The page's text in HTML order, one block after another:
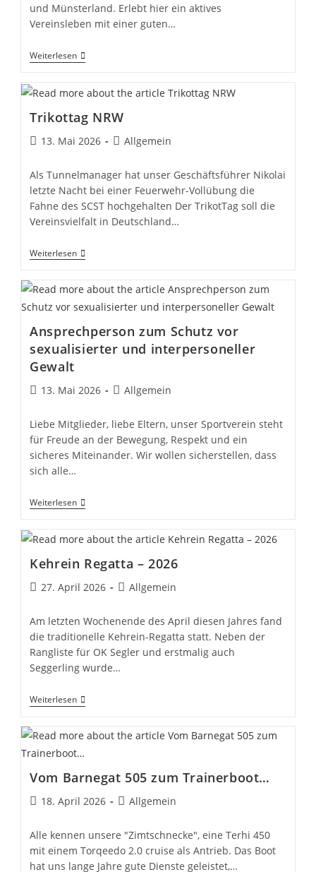
und Münsterland. Erlebt hier ein aktives
Vereinsleben mit einer guten…
WeiterlesenWillkommen
Beim
Trikottag NRW
Beitrag
13. Mai 2026
Beitrags-
Allgemein
Als Tunnelmanager hat unser Geschäftsführer Nikolai
letzte Nacht bei einer Feuerwehr-Vollübung die
Fahne des SCST hochgehalten Der TrikotTag soll die
Vereinsvielfalt in Deutschland…
WeiterlesenTrikottag
NRW
Ansprechperson zum Schutz vor
sexualisierter und interpersoneller
Gewalt
Beitrag
13. Mai 2026
Beitrags-
Allgemein
Liebe Mitglieder, liebe Eltern, unser Sportverein steht
für Freude an der Bewegung, Respekt und ein
sicheres Miteinander. Wir wollen sicherstellen, dass
sich alle…
WeiterlesenAnsprechperson
Zum
Vor
Sexualisierter
Und
Interpersoneller
Gewalt
Kehrein Regatta – 2026
Beitrag
27. April 2026
Beitrags-
Allgemein
Am letzten Wochenende des April diesen Jahres fand
die traditionelle Kehrein-Regatta statt. Neben der
Rangliste für OK Segler und erstmalig auch
Seggerling wurde…
WeiterlesenKehrein
Regatta
2026
Vom Barnegat 505 zum Trainerboot…
Beitrag
18. April 2026
Beitrags-
Allgemein
Alle kennen unsere "Zimtschnecke", eine Terhi 450
mit einem Torqeedo 2.0 cruise als Antrieb. Das Boot
hat uns lange Jahre gute Dienste geleistet,…